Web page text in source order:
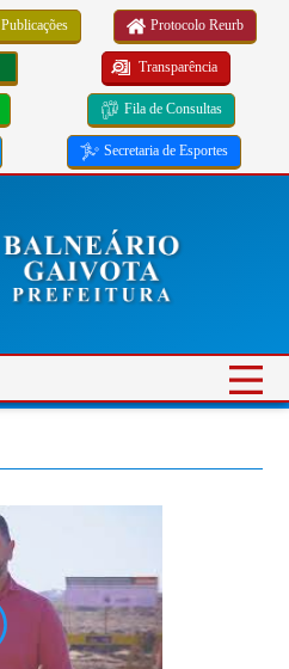
Publicações Protocolo Reurb
Transparência
Fila de Consultas
Secretaria de Esportes